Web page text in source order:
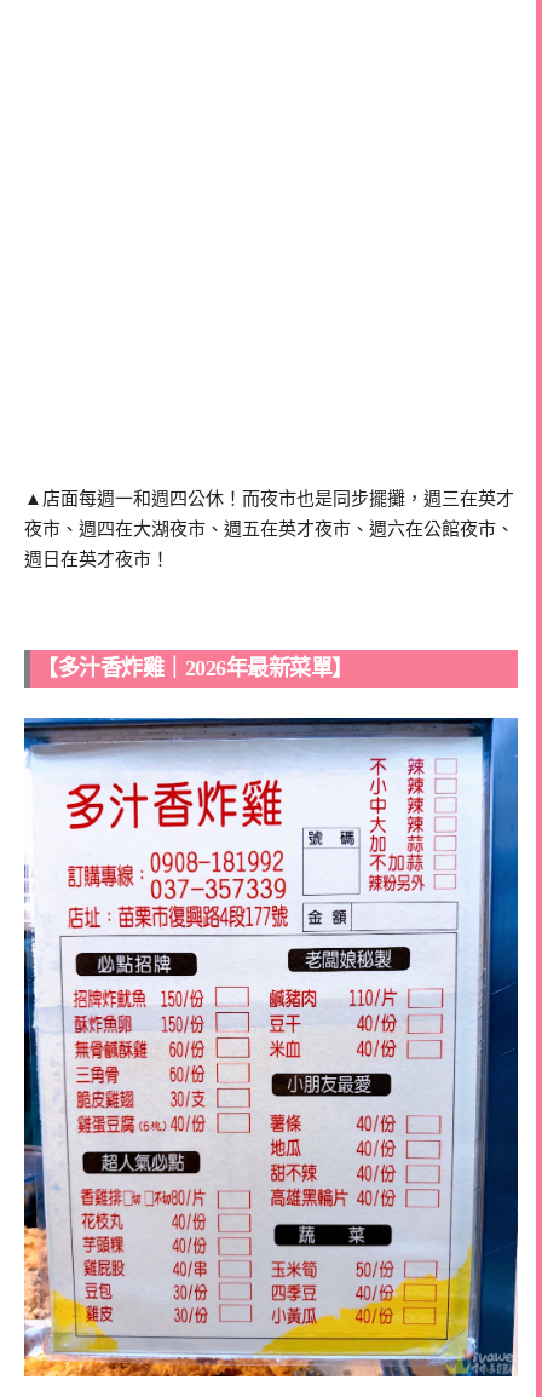
▲店面每週一和週四公休！而夜市也是同步擺攤，週三在英才
夜市、週四在大湖夜市、週五在英才夜市、週六在公館夜市、
週日在英才夜市！
【多汁香炸雞｜2026年最新菜單】